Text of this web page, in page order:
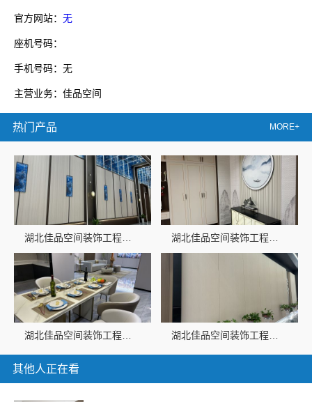
官方网站： 无
座机号码：
手机号码：无
主营业务：佳品空间
热门产品 MORE+
湖北佳品空间装饰工程有限公司专注全铝整装定制 湖北佳品空间装饰工程有限公司专业铝制家装服务
湖北佳品空间装饰工程有限公司全铝整装让家更耐用 湖北佳品空间装饰工程有限公司全铝整装省心省时
其他人正在看